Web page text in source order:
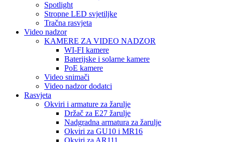
Spotlight
Stropne LED svjetiljke
Tračna rasvjeta
Video nadzor
KAMERE ZA VIDEO NADZOR
WI-FI kamere
Baterijske i solarne kamere
PoE kamere
Video snimači
Video nadzor dodatci
Rasvjeta
Okviri i armature za žarulje
Držač za E27 žarulje
Nadgradna armatura za žarulje
Okviri za GU10 i MR16
Okviri za AR111